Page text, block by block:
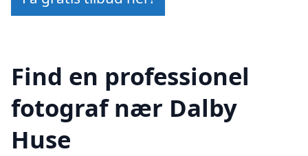
Find en professionel
fotograf nær Dalby
Huse